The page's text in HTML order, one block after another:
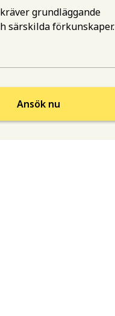
grundläggande
särskilda förkunskaper.
Ansök nu